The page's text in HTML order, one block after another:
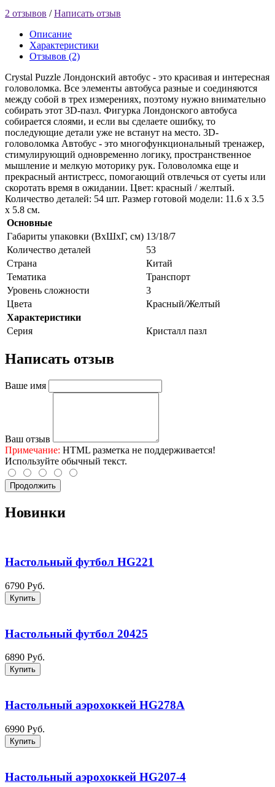
2 отзывов /Написать отзыв
Описание
Характеристики
Отзывов (2)
Crystal Puzzle Лондонский автобус - это красивая и интересная
головоломка. Все элементы автобуса разные и соединяются
между собой в трех измерениях, поэтому нужно внимательно
собирать этот 3D-пазл. Фигурка Лондонского автобуса
собирается слоями, и если вы сделаете ошибку, то
последующие детали уже не встанут на место. 3D-
головоломка Автобус - это многофункциональный тренажер,
стимулирующий одновременно логику, пространственное
мышление и мелкую моторику рук. Головоломка еще и
прекрасный антистресс, помогающий отвлечься от суеты или
скоротать время в ожидании. Цвет: красный / желтый.
Количество деталей: 54 шт. Размер готовой модели: 11.6 х 3.5
х 5.8 см.
Основные
Габариты упаковки (ВхШхГ, см) 13/18/7
Количество деталей
53
Страна
Китай
Тематика
Транспорт
Уровень сложности
3
Цвета
Красный/Желтый
Характеристики
Серия
Кристалл пазл
Написать отзыв
Ваше имя
Ваш отзыв
Примечание: HTML разметка не поддерживается!
Используйте обычный текст.
Продолжить
Новинки
Настольный футбол HG221
6790 Руб.
Купить
Настольный футбол 20425
6890 Руб.
Купить
Настольный аэрохоккей HG278A
6990 Руб.
Купить
Настольный аэрохоккей HG207-4